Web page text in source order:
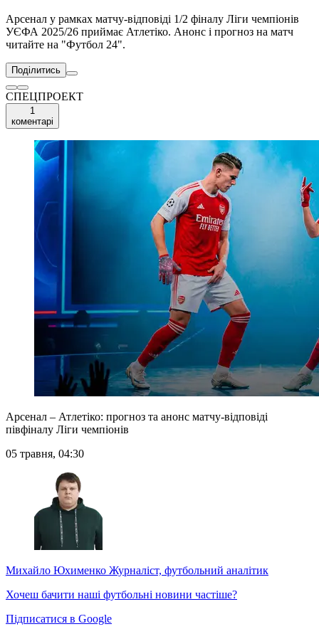
Арсенал у рамках матчу-відповіді 1/2 фіналу Ліги чемпіонів
УЄФА 2025/26 приймає Атлетіко. Анонс і прогноз на матч
читайте на "Футбол 24".
Поділитись
СПЕЦПРОЕКТ
1
коментарі
Арсенал – Атлетіко: прогноз та анонс матчу-відповіді
півфіналу Ліги чемпіонів
05 травня, 04:30
Михайло Юхименко Журналіст, футбольний аналітик
Хочеш бачити наші футбольні новини частіше?
Підписатися в Google